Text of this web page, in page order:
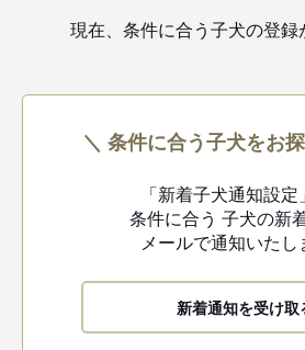
現在、条件に合う子犬の登録
＼ 条件に合う子犬をお
「新着子犬通知設定
条件に合う 子犬の新
メールで通知いたし
新着通知を受け取